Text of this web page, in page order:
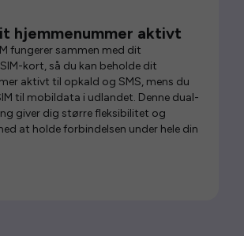
hjemmenummer aktivt
fungerer sammen med dit
kort, så du kan beholde dit
aktivt til opkald og SMS, mens du
til mobildata i udlandet. Denne dual-
giver dig større fleksibilitet og
at holde forbindelsen under hele din